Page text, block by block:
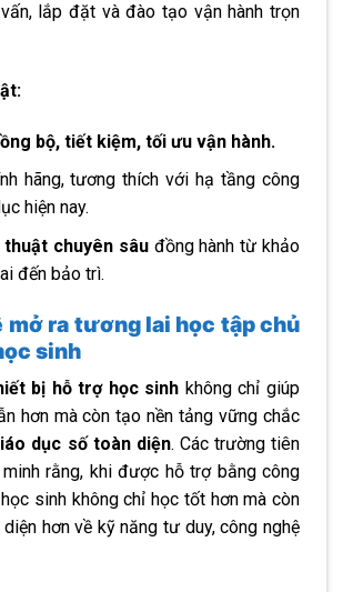
lắp đặt và đào tạo vận hành trọn
bộ, tiết kiệm, tối ưu vận hành.
hãng, tương thích với hạ tầng công
hiện nay.
chuyên sâuđồng hành từ khảo
đến bảo trì.
mở ra tương lai học tập chủ
sinh
bị hỗ trợ học sinh không chỉ giúp
hơn mà còn tạo nền tảng vững chắc
dục số toàn diện. Các trường tiên
rằng, khi được hỗ trợ bằng công
sinh không chỉ học tốt hơn mà còn
hơn về kỹ năng tư duy, công nghệ